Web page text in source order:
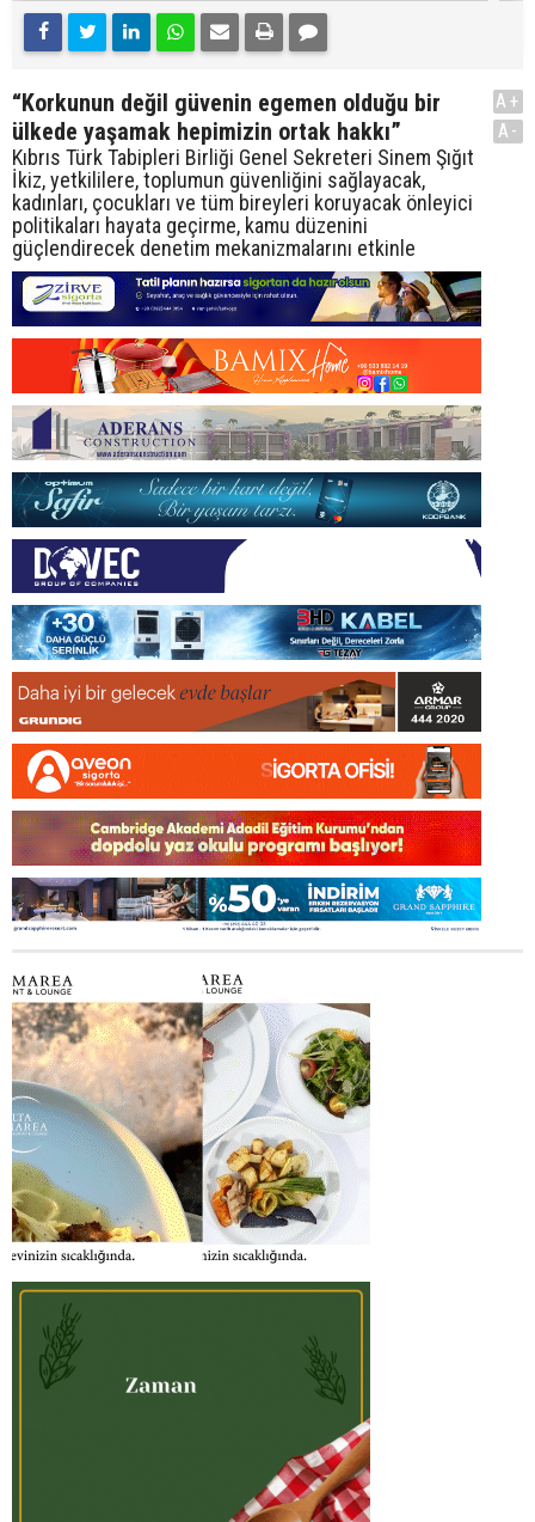
“Korkunun değil güvenin egemen olduğu bir
ülkede yaşamak hepimizin ortak hakkı”
Kıbrıs Türk Tabipleri Birliği Genel Sekreteri Sinem Şığıt
İkiz, yetkililere, toplumun güvenliğini sağlayacak,
kadınları, çocukları ve tüm bireyleri koruyacak önleyici
politikaları hayata geçirme, kamu düzenini
güçlendirecek denetim mekanizmalarını etkinle
A+
A-